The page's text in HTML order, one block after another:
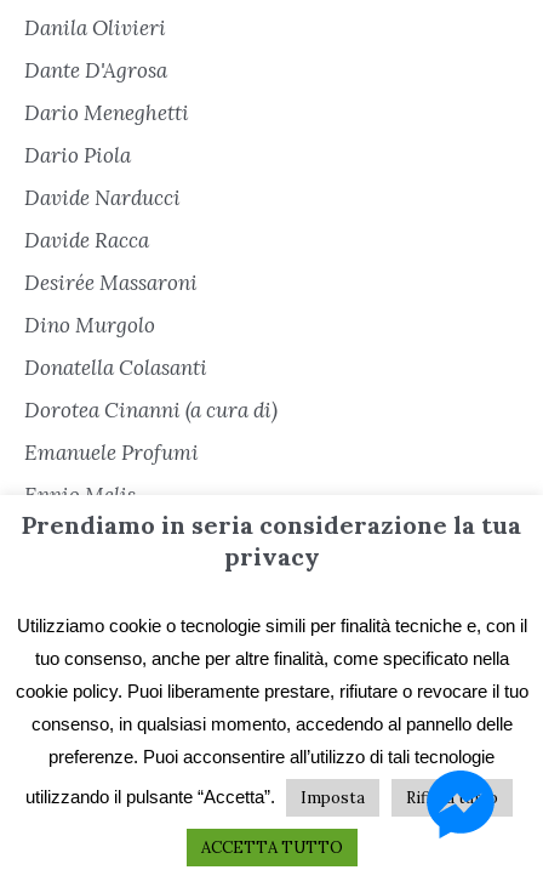
Danila Olivieri
Dante D'Agrosa
Dario Meneghetti
Dario Piola
Davide Narducci
Davide Racca
Desirée Massaroni
Dino Murgolo
Donatella Colasanti
Dorotea Cinanni (a cura di)
Emanuele Profumi
Ennio Melis
Eugenio Ripepi
Federico Clavesana
Federico Pier Maria Sanguineti
Federico Premi
Fernando Romagnoli
Fiammetta Cirilli
Prendiamo in seria considerazione la tua
privacy
Utilizziamo cookie o tecnologie simili per finalità tecniche e, con il
tuo consenso, anche per altre finalità, come specificato nella
cookie policy. Puoi liberamente prestare, rifiutare o revocare il tuo
consenso, in qualsiasi momento, accedendo al pannello delle
preferenze. Puoi acconsentire all’utilizzo di tali tecnologie
utilizzando il pulsante “Accetta”.
Imposta Rifiuta tutto
ACCETTA TUTTO